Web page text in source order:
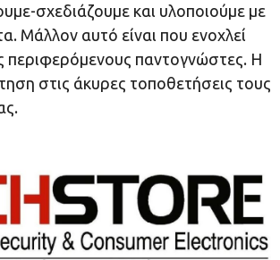
σχεδιάζουμε και υλοποιούμε με
Μάλλον αυτό είναι που ενοχλεί
περιφερόμενους παντογνώστες. Η
στις άκυρες τοποθετήσεις τους